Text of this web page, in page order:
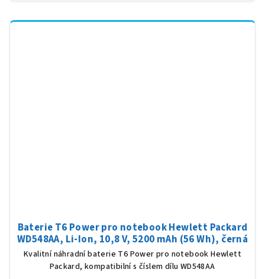
Baterie T6 Power pro notebook Hewlett Packard
WD548AA, Li-Ion, 10,8 V, 5200 mAh (56 Wh), černá
Kvalitní náhradní baterie T6 Power pro notebook Hewlett
Packard, kompatibilní s číslem dílu WD548AA